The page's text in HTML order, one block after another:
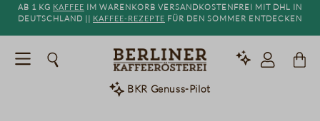
springen
Ab 1 kg Kaffee im Warenkorb versandkostenfrei mit DHL in
Deutschland || Kaffee-Rezepte für den Sommer entdecken
BKR Genuss-Pilot